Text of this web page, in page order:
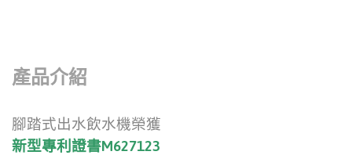
產品介紹
腳踏式出水飲水機榮獲
新型專利證書M627123